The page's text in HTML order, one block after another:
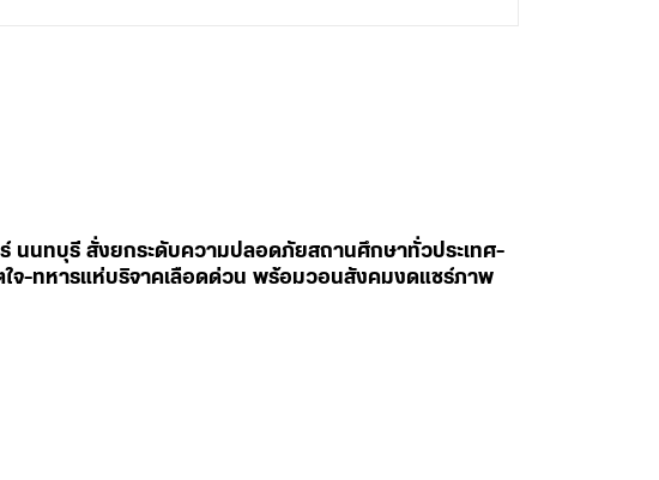
นนทบุรี สั่งยกระดับความปลอดภัยสถานศึกษาทั่วประเทศ-
ใจ-ทหารแห่บริจาคเลือดด่วน พร้อมวอนสังคมงดแชร์ภาพ